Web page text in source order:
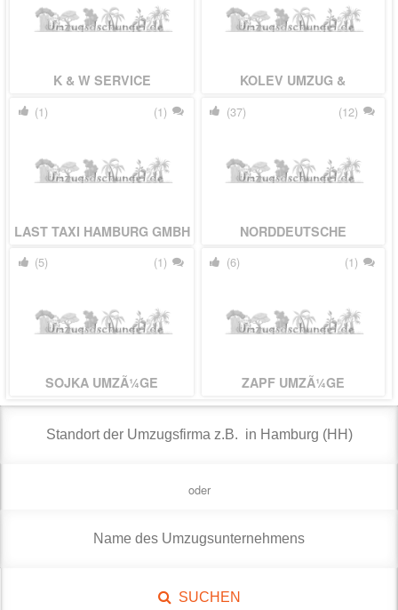
K & W SERVICE
KOLEV UMZUG &
(1) (1)
LAST TAXI HAMBURG GMBH
(37) (12)
NORDDEUTSCHE
(5) (1)
SOJKA UMZÃ¼GE
(6) (1)
ZAPF UMZÃ¼GE
oder
SUCHEN